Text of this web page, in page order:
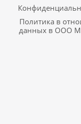
Политика в
данных в ООО